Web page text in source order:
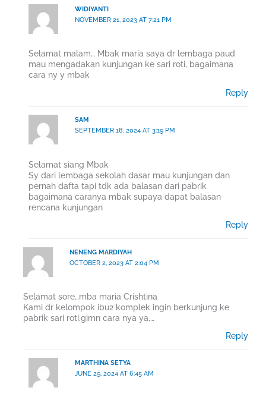
WIDIYANTI
NOVEMBER 21, 2023 AT 7:21 PM
Selamat malam… Mbak maria saya dr lembaga paud
mau mengadakan kunjungan ke sari roti, bagaimana
cara ny y mbak
Reply
SAM
SEPTEMBER 18, 2024 AT 3:19 PM
Selamat siang Mbak
Sy dari lembaga sekolah dasar mau kunjungan dan
pernah dafta tapi tdk ada balasan dari pabrik
bagaimana caranya mbak supaya dapat balasan
rencana kunjungan
Reply
NENENG MARDIYAH
OCTOBER 2, 2023 AT 2:04 PM
Selamat sore…mba maria Crishtina
Kami dr kelompok ibu2 komplek ingin berkunjung ke
pabrik sari roti,gimn cara nya ya,…
Reply
MARTHINA SETYA
JUNE 29, 2024 AT 6:45 AM